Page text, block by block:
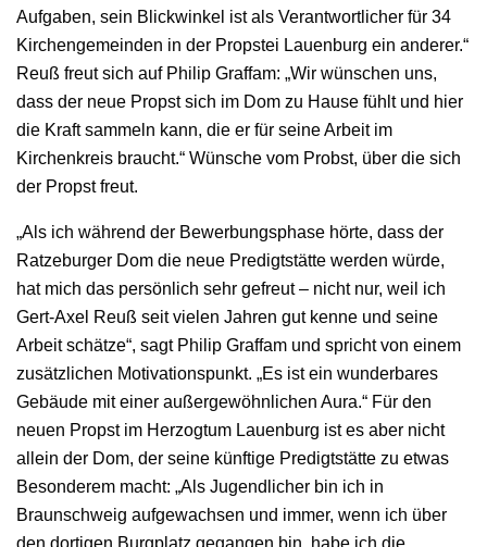
Aufgaben, sein Blickwinkel ist als Verantwortlicher für 34
Kirchengemeinden in der Propstei Lauenburg ein anderer.“
Reuß freut sich auf Philip Graffam: „Wir wünschen uns,
dass der neue Propst sich im Dom zu Hause fühlt und hier
die Kraft sammeln kann, die er für seine Arbeit im
Kirchenkreis braucht.“ Wünsche vom Probst, über die sich
der Propst freut.
„Als ich während der Bewerbungsphase hörte, dass der
Ratzeburger Dom die neue Predigtstätte werden würde,
hat mich das persönlich sehr gefreut – nicht nur, weil ich
Gert-Axel Reuß seit vielen Jahren gut kenne und seine
Arbeit schätze“, sagt Philip Graffam und spricht von einem
zusätzlichen Motivationspunkt. „Es ist ein wunderbares
Gebäude mit einer außergewöhnlichen Aura.“ Für den
neuen Propst im Herzogtum Lauenburg ist es aber nicht
allein der Dom, der seine künftige Predigtstätte zu etwas
Besonderem macht: „Als Jugendlicher bin ich in
Braunschweig aufgewachsen und immer, wenn ich über